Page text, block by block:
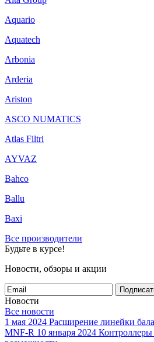
Aquario
Aquatech
Arbonia
Arderia
Ariston
ASCO NUMATICS
Atlas Filtri
AYVAZ
Bahco
Ballu
Baxi
Все производители
Будьте в курсе!
Новости, обзоры и акции
Новости
Все новости
1 мая 2024 Расширение линейки
MNF-R 10 января 2024